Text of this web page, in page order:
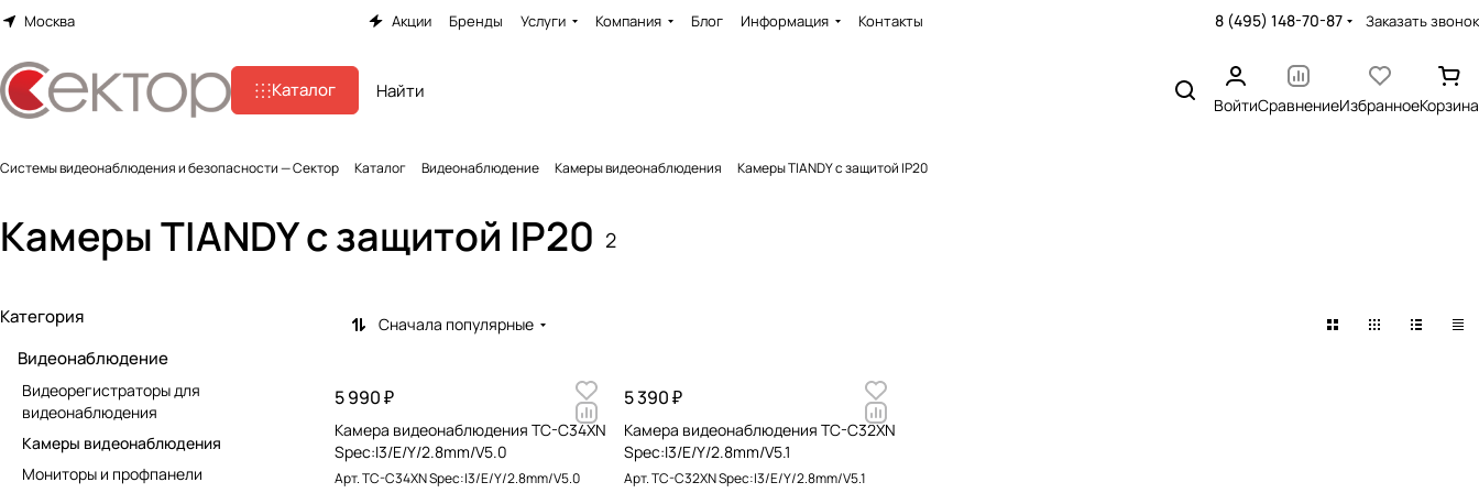
Москва Акции Бренды Услуги Компания Блог Информация Контакты 8 (495) 148-70-87 Заказать звонок
Каталог
ВойтиСравнениеИзбранноеКорзина
Системы видеонаблюдения и безопасности — Сектор Каталог Видеонаблюдение Камеры видеонаблюдения Камеры TIANDY с защитой IP20
Камеры TIANDY с защитой IP20 2
Сначала популярные
5 990 ₽
Камера видеонаблюдения TC-C34XN
Spec:I3/E/Y/2.8mm/V5.0
Арт.TC-C34XN Spec:I3/E/Y/2.8mm/V5.0
5 390 ₽
Камера видеонаблюдения TC-C32XN
Spec:I3/E/Y/2.8mm/V5.1
Арт.TC-C32XN Spec:I3/E/Y/2.8mm/V5.1
Категория
Видеонаблюдение
Видеорегистраторы для
видеонаблюдения
Камеры видеонаблюдения
Мониторы и профпанели